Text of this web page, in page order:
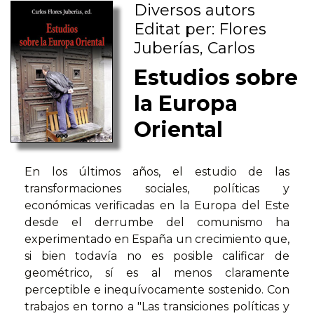
Diversos autors
Editat per: Flores
Juberías, Carlos
Estudios sobre
la Europa
Oriental
En los últimos años, el estudio de las
transformaciones sociales, políticas y
económicas verificadas en la Europa del Este
desde el derrumbe del comunismo ha
experimentado en España un crecimiento que,
si bien todavía no es posible calificar de
geométrico, sí es al menos claramente
perceptible e inequívocamente sostenido. Con
trabajos en torno a "Las transiciones políticas y